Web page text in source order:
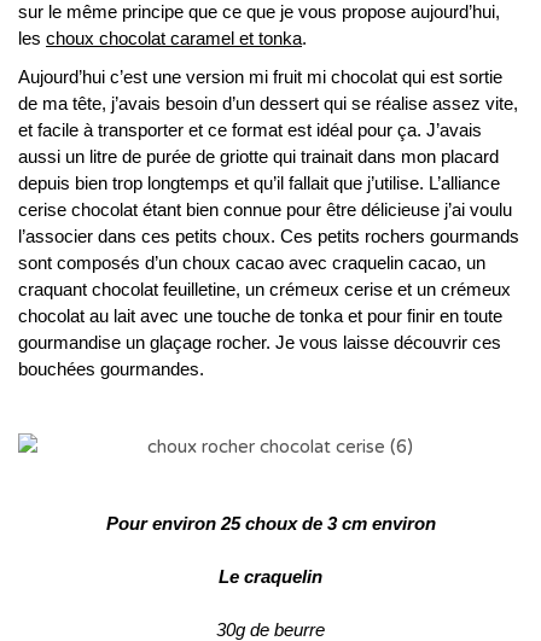
sur le même principe que ce que je vous propose aujourd’hui,
les choux chocolat caramel et tonka.
Aujourd’hui c’est une version mi fruit mi chocolat qui est sortie
de ma tête, j’avais besoin d’un dessert qui se réalise assez vite,
et facile à transporter et ce format est idéal pour ça. J’avais
aussi un litre de purée de griotte qui trainait dans mon placard
depuis bien trop longtemps et qu’il fallait que j’utilise. L’alliance
cerise chocolat étant bien connue pour être délicieuse j’ai voulu
l’associer dans ces petits choux. Ces petits rochers gourmands
sont composés d’un choux cacao avec craquelin cacao, un
craquant chocolat feuilletine, un crémeux cerise et un crémeux
chocolat au lait avec une touche de tonka et pour finir en toute
gourmandise un glaçage rocher. Je vous laisse découvrir ces
bouchées gourmandes.
Pour environ 25 choux de 3 cm environ
Le craquelin
30g de beurre